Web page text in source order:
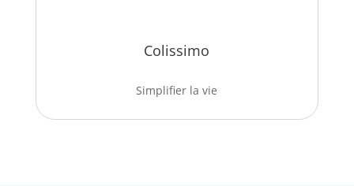
Colissimo
Simplifier la vie